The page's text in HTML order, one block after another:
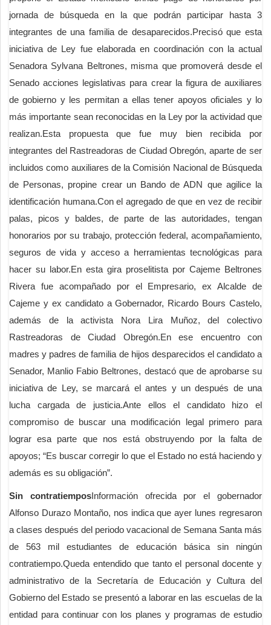
jornada de búsqueda en la que podrán participar hasta 3
integrantes de una familia de desaparecidos.Precisó que esta
iniciativa de Ley fue elaborada en coordinación con la actual
Senadora Sylvana Beltrones, misma que promoverá desde el
Senado acciones legislativas para crear la figura de auxiliares
de gobierno y les permitan a ellas tener apoyos oficiales y lo
más importante sean reconocidas en la Ley por la actividad que
realizan.Esta propuesta que fue muy bien recibida por
integrantes del Rastreadoras de Ciudad Obregón, aparte de ser
incluidos como auxiliares de la Comisión Nacional de Búsqueda
de Personas, propine crear un Bando de ADN que agilice la
identificación humana.Con el agregado de que en vez de recibir
palas, picos y baldes, de parte de las autoridades, tengan
honorarios por su trabajo, protección federal, acompañamiento,
seguros de vida y acceso a herramientas tecnológicas para
hacer su labor.En esta gira proselitista por Cajeme Beltrones
Rivera fue acompañado por el Empresario, ex Alcalde de
Cajeme y ex candidato a Gobernador, Ricardo Bours Castelo,
además de la activista Nora Lira Muñoz, del colectivo
Rastreadoras de Ciudad Obregón.En ese encuentro con
madres y padres de familia de hijos desparecidos el candidato a
Senador, Manlio Fabio Beltrones, destacó que de aprobarse su
iniciativa de Ley, se marcará el antes y un después de una
lucha cargada de justicia.Ante ellos el candidato hizo el
compromiso de buscar una modificación legal primero para
lograr esa parte que nos está obstruyendo por la falta de
apoyos; “Es buscar corregir lo que el Estado no está haciendo y
además es su obligación”.
Sin contratiemposInformación ofrecida por el gobernador
Alfonso Durazo Montaño, nos indica que ayer lunes regresaron
a clases después del periodo vacacional de Semana Santa más
de 563 mil estudiantes de educación básica sin ningún
contratiempo.Queda entendido que tanto el personal docente y
administrativo de la Secretaría de Educación y Cultura del
Gobierno del Estado se presentó a laborar en las escuelas de la
entidad para continuar con los planes y programas de estudio